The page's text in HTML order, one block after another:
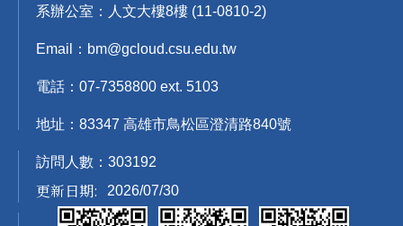
系辦公室：人文大樓8樓 (11-0810-2)
Email：bm@gcloud.csu.edu.tw
電話：07-7358800 ext. 5103
地址：83347 高雄市鳥松區澄清路840號
訪問人數： 303192
更新日期: 2026/07/30